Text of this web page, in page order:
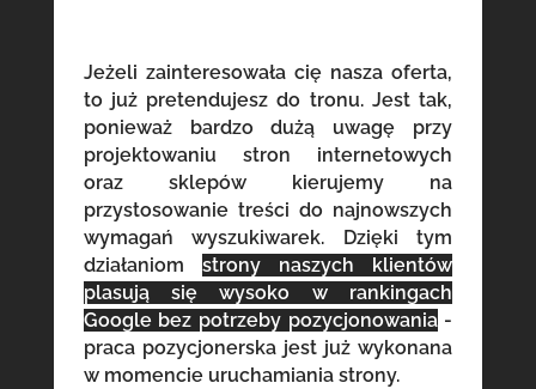
Jeżeli zainteresowała cię nasza oferta,
to już pretendujesz do tronu. Jest tak,
ponieważ bardzo dużą uwagę przy
projektowaniu stron internetowych
oraz sklepów kierujemy na
przystosowanie treści do najnowszych
wymagań wyszukiwarek. Dzięki tym
działaniom strony naszych klientów
plasują się wysoko w rankingach
Google bez potrzeby pozycjonowania-
praca pozycjonerska jest już wykonana
w momencie uruchamiania strony.